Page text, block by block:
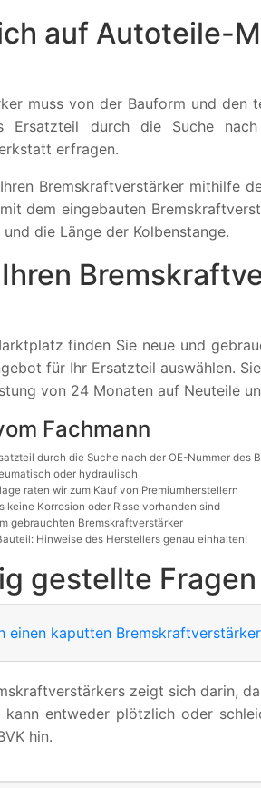
auf Autoteile-
muss von der Bauform und den
Ersatzteil durch die Suche
erfragen.
Bremskraftverstärker mithilfe
dem eingebauten
die Länge der Kolbenstange.
finden Sie neue und
für Ihr Ersatzteil auswählen.
von 24 Monaten auf Neuteile
Fachmann
durch die Suche nach der OE-Nummer des
oder hydraulisch
raten wir zum Kauf von Premiumherstellern
keine Korrosion oder Risse vorhanden sind
gebrauchten Bremskraftverstärker
Hinweise des Herstellers genau einhalten!
gestellte
einen kaputten
zeigt sich darin,
kann entweder plötzlich oder
hin.